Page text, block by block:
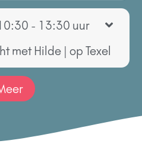
- 13:30 uur
met Hilde | op Texel